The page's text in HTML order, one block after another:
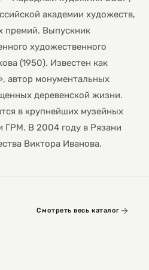
академии художеств,
премий. Выпускник
художественного
(1950). Известен как
автор монументальных
деревенской жизни.
в крупнейших музейных
ГРМ. В 2004 году в Рязани
Виктора Иванова.
Смотреть весь каталог